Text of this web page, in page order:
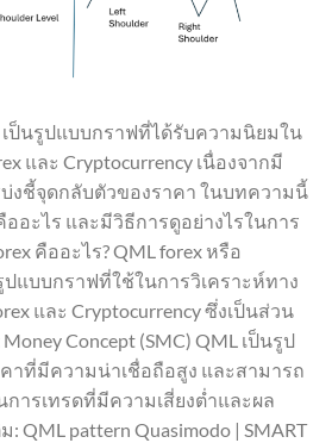
เป็นรูปแบบกราฟที่ได้รับความนิยมใน
และ Cryptocurrency เนื่องจากมี
งชี้จุดกลับตัวของราคา ในบทความนี้
ออะไร และมีวิธีการดูอย่างไรในการ
คืออะไร? QML forex หรือ
ปแบบกราฟที่ใช้ในการวิเคราะห์ทาง
และ Cryptocurrency ซึ่งเป็นส่วน
Concept (SMC) QML เป็นรูป
าที่มีความน่าเชื่อถือสูง และสามารถ
ารเทรดที่มีความเสี่ยงต่ำและผล
QML pattern Quasimodo | SMART